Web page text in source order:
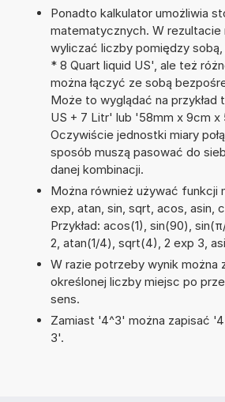
Ponadto kalkulator umożliwia
matematycznych. W rezultacie
wyliczać liczby pomiędzy sobą,
* 8 Quart liquid US', ale też
można łączyć ze sobą
Może to wyglądać na przykład
US + 7 Litr' lub '58mm x 9cm x
Oczywiście jednostki miary
sposób muszą pasować do
danej kombinacji.
Można również używać funkcji
exp, atan, sin, sqrt, acos, asin,
Przykład: acos(1), sin(90),
2, atan(1/4), sqrt(4), 2 exp 3,
W razie potrzeby wynik można
określonej liczby miejsc po
sens.
Zamiast '4^3' można zapisać
3'.